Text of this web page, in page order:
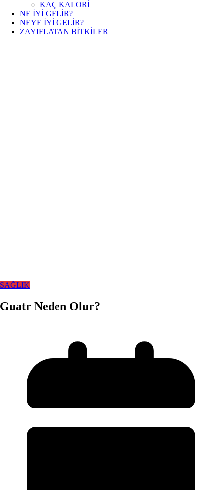
KAÇ KALORİ
NE İYİ GELİR?
NEYE İYİ GELİR?
ZAYIFLATAN BİTKİLER
SAĞLIK
Guatr Neden Olur?